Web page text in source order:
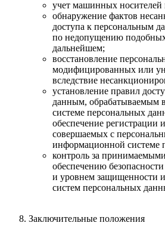
учет машинных
обнаружение фактов
доступа к персональным
по недопущению
дальнейшем;
восстановление
модифицированных или
вследствие
установление правил
данным, обрабатываемым
системе персональных
обеспечение регистрации
совершаемых с
информационной системе
контроль за
обеспечению
и уровнем защищенности
систем персональных
Заключительные положения